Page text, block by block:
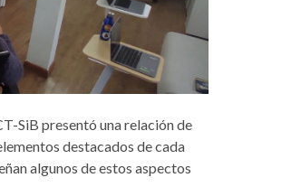
SiB presentó una relación de
destacados de cada
algunos de estos aspectos